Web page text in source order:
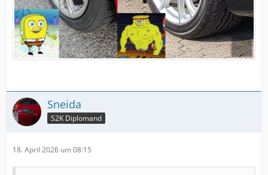
Sneida
S2K Diplomand
18. April 2026 um 08:15